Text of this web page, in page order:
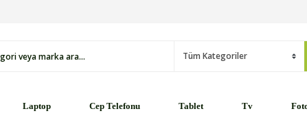
Laptop Cep Telefonu Tablet Tv